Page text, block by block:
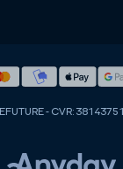
EFUTURE - CVR: 38143751